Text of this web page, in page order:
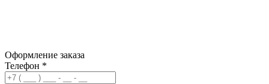
Оформление заказа
Телефон *